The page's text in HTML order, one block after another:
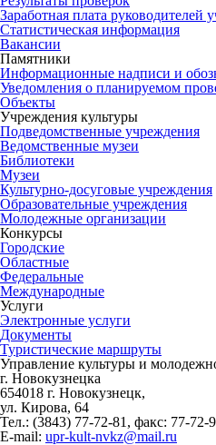
Заработная плата руководителей
Статистическая информация
Вакансии
Памятники
Информационные надписи и
Уведомления о планируемом
Объекты
Учреждения культуры
Подведомственные учреждения
Ведомственные музеи
Библиотеки
Музеи
Культурно-досуговые учреждения
Образовательные учреждения
Молодежные организации
Конкурсы
Городские
Областные
Федеральные
Международные
Услуги
Электронные услуги
Документы
Туристические маршруты
Управление культуры и
г. Новокузнецка
654018 г. Новокузнецк,
ул. Кирова, 64
Тел.: (3843) 77-72-81 , факс: 77-72-
E-mail: upr-kult-nvkz@mail.ru